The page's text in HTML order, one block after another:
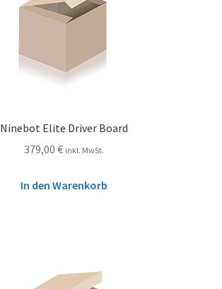
Ninebot Elite Driver Board
379,00 € inkl. MwSt.
In den Warenkorb